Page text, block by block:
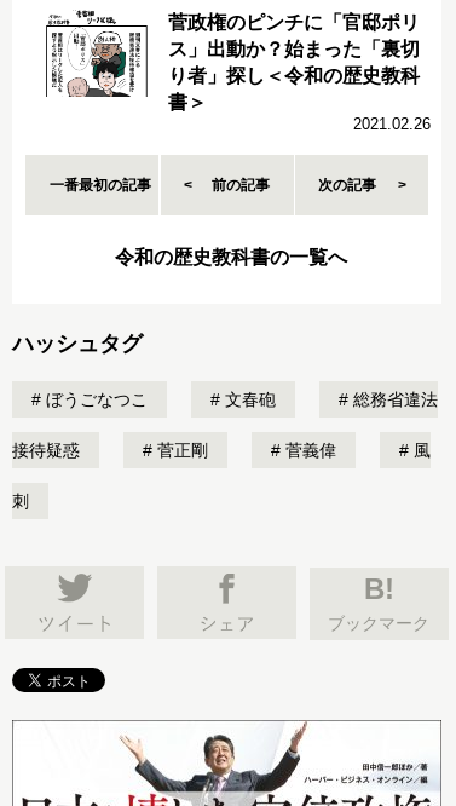
菅政権のピンチに「官邸ポリ
ス」出動か？始まった「裏切
り者」探し＜令和の歴史教科
書＞
2021.02.26
一番最初の記事 前の記事 次の記事
令和の歴史教科書の一覧へ
ハッシュタグ
ぼうごなつこ 文春砲 総務省違法
接待疑惑 菅正剛 菅義偉 風
刺
B!
ブックマーク